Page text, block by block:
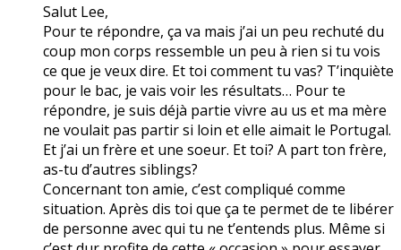
Salut Lee,
Pour te répondre, ça va mais j’ai un peu rechuté du
coup mon corps ressemble un peu à rien si tu vois
ce que je veux dire. Et toi comment tu vas? T’inquiète
pour le bac, je vais voir les résultats… Pour te
répondre, je suis déjà partie vivre au us et ma mère
ne voulait pas partir si loin et elle aimait le Portugal.
Et j’ai un frère et une soeur. Et toi? A part ton frère,
as-tu d’autres siblings?
Concernant ton amie, c’est compliqué comme
situation. Après dis toi que ça te permet de te libérer
de personne avec qui tu ne t’entends plus. Même si